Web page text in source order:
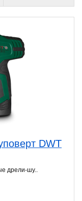
DWT
дрели-шу..